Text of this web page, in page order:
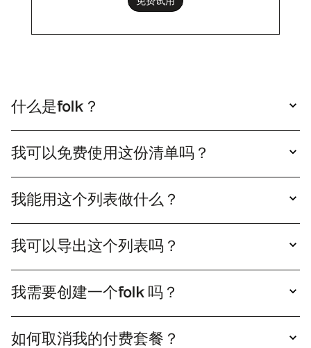
什么是folk？
无缝连接，操作便捷。
我可以免费使用这份清单吗？
清单"即可打开并查阅。若需将此清单设为个人专
属，只需点击"复制"按钮，您将获得可直接编辑的
清单副本。
我能用这个列表做什么？
folk 启动外联邮件活动。随后您可通过销售管道轻
松追踪这些关系。
我可以导出这个列表吗？
复制该列表，然后点击导出即可。
我需要创建一个folk 吗？
本。
如何取消我的付费套餐？